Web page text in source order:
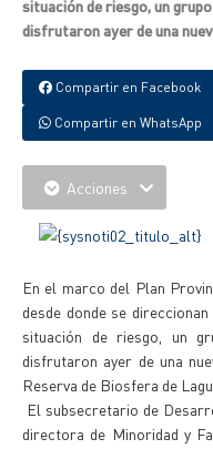
situación de riesgo, un
disfrutaron ayer de una
Compartir en Facebook
Compartir en WhatsApp
Acciones
En el marco del Plan
desde donde se
situación de riesgo, un
disfrutaron ayer de una
Reserva de Biosfera de
El subsecretario de
directora de Minoridad y